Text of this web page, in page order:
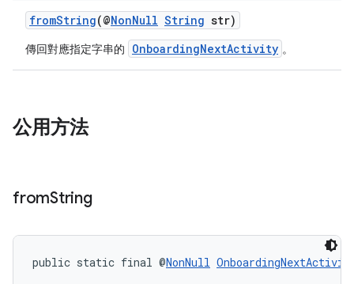
fromString(@NonNull String str)
傳回對應指定字串的 OnboardingNextActivity 。
公用方法
fromString
public static final @NonNull